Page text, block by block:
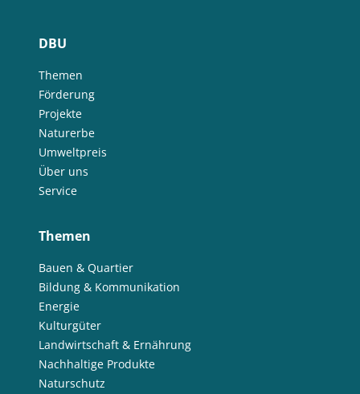
DBU
Themen
Förderung
Projekte
Naturerbe
Umweltpreis
Über uns
Service
Themen
Bauen & Quartier
Bildung & Kommunikation
Energie
Kulturgüter
Landwirtschaft & Ernährung
Nachhaltige Produkte
Naturschutz